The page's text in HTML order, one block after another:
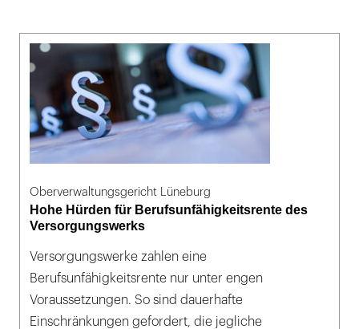
Oberverwaltungsgericht Lüneburg
Hohe Hürden für Berufsunfähigkeitsrente des
Versorgungswerks
Versorgungswerke zahlen eine
Berufsunfähigkeitsrente nur unter engen
Voraussetzungen. So sind dauerhafte
Einschränkungen gefordert, die jegliche